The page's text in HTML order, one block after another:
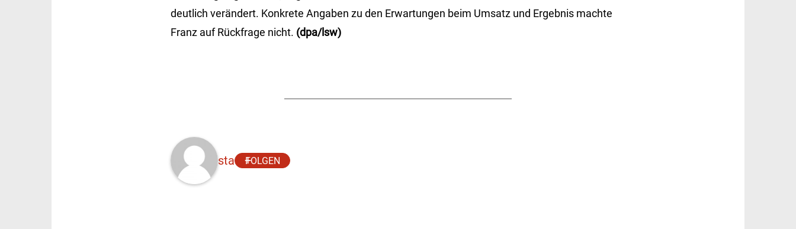
deutlich verändert. Konkrete Angaben zu den Erwartungen beim Umsatz und Ergebnis machte
Franz auf Rückfrage nicht. (dpa/lsw)
sta FOLGEN